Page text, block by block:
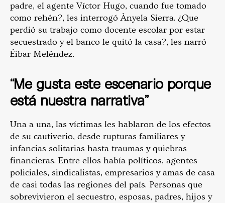
padre, el agente Víctor Hugo, cuando fue tomado
como rehén?, les interrogó Ányela Sierra. ¿Que
perdió su trabajo como docente escolar por estar
secuestrado y el banco le quitó la casa?, les narró
Éibar Meléndez.
“Me gusta este escenario porque
está nuestra narrativa”
Una a una, las víctimas les hablaron de los efectos
de su cautiverio, desde rupturas familiares y
infancias solitarias hasta traumas y quiebras
financieras. Entre ellos había políticos, agentes
policiales, sindicalistas, empresarios y amas de casa
de casi todas las regiones del país. Personas que
sobrevivieron el secuestro, esposas, padres, hijos y